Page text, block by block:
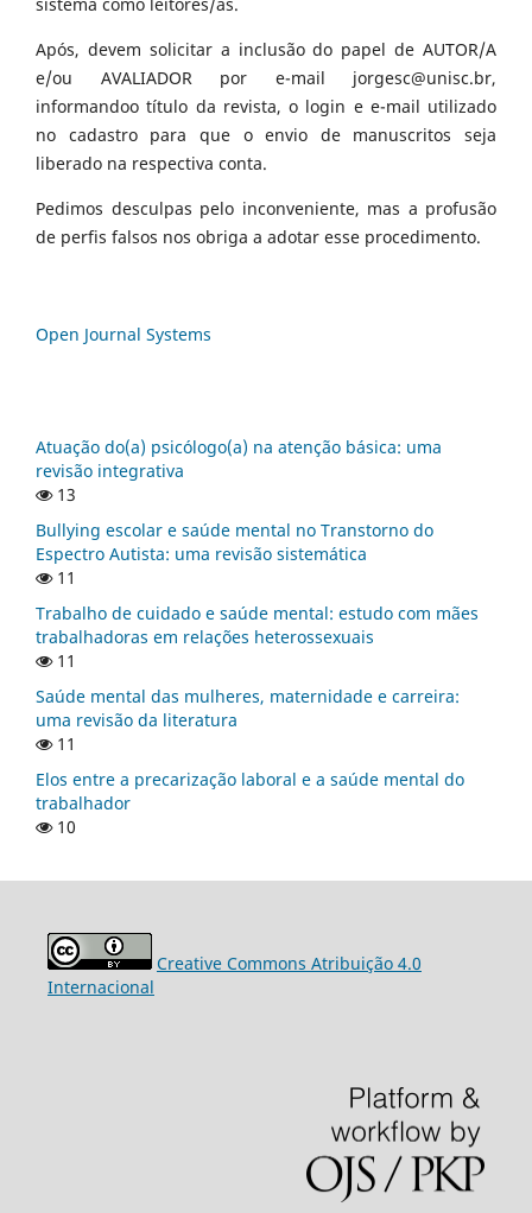
Após, devem solicitar a inclusão do papel de AUTOR/A
e/ou AVALIADOR por e-mail jorgesc@unisc.br,
informandoo título da revista, o login e e-mail utilizado
no cadastro para que o envio de manuscritos seja
liberado na respectiva conta.
Pedimos desculpas pelo inconveniente, mas a profusão
de perfis falsos nos obriga a adotar esse procedimento.
Open Journal Systems
Atuação do(a) psicólogo(a) na atenção básica: uma
revisão integrativa
13
Bullying escolar e saúde mental no Transtorno do
Espectro Autista: uma revisão sistemática
11
Trabalho de cuidado e saúde mental: estudo com mães
trabalhadoras em relações heterossexuais
11
Saúde mental das mulheres, maternidade e carreira:
uma revisão da literatura
11
Elos entre a precarização laboral e a saúde mental do
trabalhador
10
Creative Commons Atribuição 4.0
Internacional